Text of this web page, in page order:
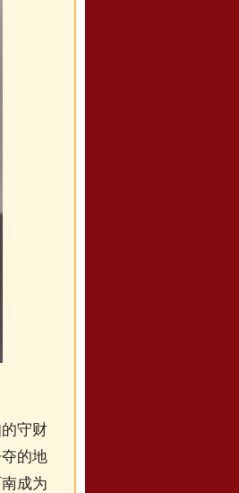
守财
的地
成为